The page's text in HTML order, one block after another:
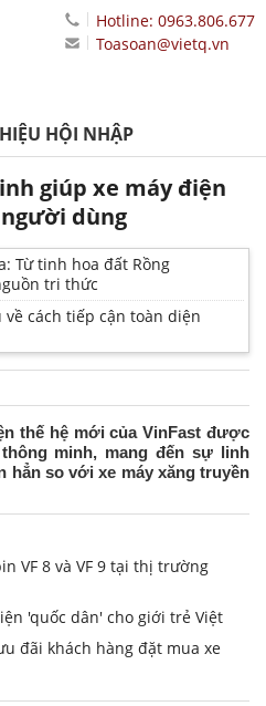
Hotline: 0963.806.677
Toasoan@vietq.vn
HỘI NHẬP
giúp xe máy điện
dùng
Từ tinh hoa đất Rồng
tri thức
về cách tiếp cận toàn diện
thế hệ mới của VinFast được
minh, mang đến sự linh
hẳn so với xe máy xăng truyền
VF 8 và VF 9 tại thị trường
'quốc dân' cho giới trẻ Việt
đãi khách hàng đặt mua xe